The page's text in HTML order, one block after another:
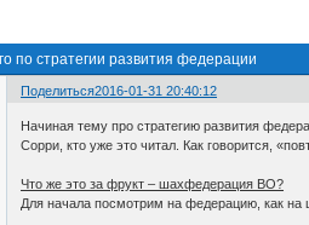
по стратегии развития федерации
Поделиться2016-01-31 20:40:12
Начиная тему про стратегию развития
Сорри, кто уже это читал. Как говорится,
Что же это за фрукт – шахфедерация ВО?
Для начала посмотрим на федерацию, как на